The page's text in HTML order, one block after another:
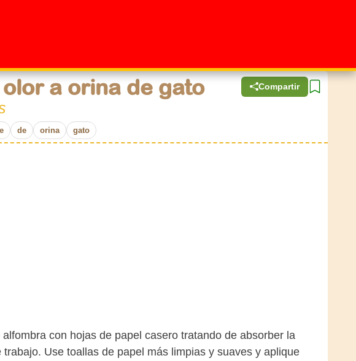
Compartir
a orina de gato
de orina gato
con hojas de papel casero tratando de absorber la
Use toallas de papel más limpias y suaves y aplique